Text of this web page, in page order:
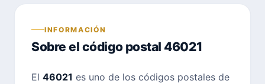
INFORMACIÓN
Sobre el código postal 46021
El 46021 es uno de los códigos postales de